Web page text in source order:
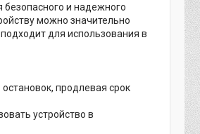
безопасного и надежного
можно значительно
для использования в
продлевая срок
устройство в